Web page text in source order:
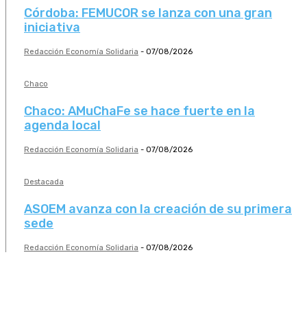
Córdoba: FEMUCOR se lanza con una gran
iniciativa
Redacción Economía Solidaria - 07/08/2026
Chaco
Chaco: AMuChaFe se hace fuerte en la
agenda local
Redacción Economía Solidaria - 07/08/2026
Destacada
ASOEM avanza con la creación de su primera
sede
Redacción Economía Solidaria - 07/08/2026